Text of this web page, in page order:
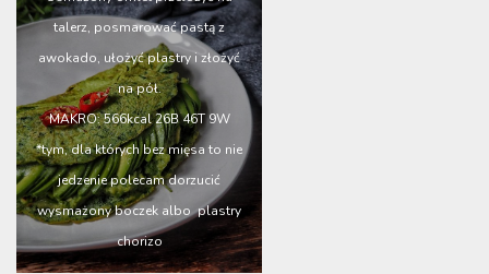
talerz, posmarować pastą z
awokado, ułożyć plastry i złożyć
na pół.
MAKRO: 566kcal 26B 46T 9W
*tym, dla których bez mięsa to nie
jedzenie polecam dorzucić
wysmażony boczek albo plastry
chorizo